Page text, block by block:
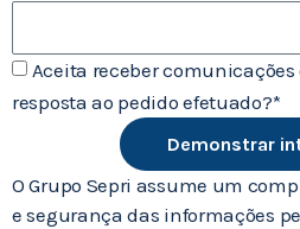
Aceita receber comunicações
resposta ao pedido efetuado?*
Demonstrar
O Grupo Sepri assume um
e segurança das informações